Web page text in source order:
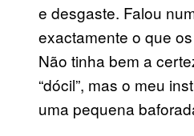
e desgaste. Falou
exactamente o que
Não tinha bem a
“dócil”, mas o meu
uma pequena